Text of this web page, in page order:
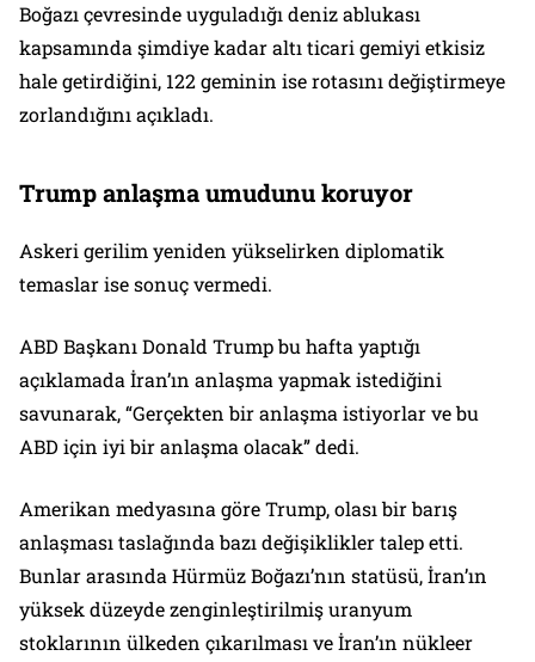
Boğazı çevresinde uyguladığı deniz ablukası
kapsamında şimdiye kadar altı ticari gemiyi etkisiz
hale getirdiğini, 122 geminin ise rotasını değiştirmeye
zorlandığını açıkladı.
Trump anlaşma umudunu koruyor
Askeri gerilim yeniden yükselirken diplomatik
temaslar ise sonuç vermedi.
ABD Başkanı Donald Trump bu hafta yaptığı
açıklamada İran’ın anlaşma yapmak istediğini
savunarak, “Gerçekten bir anlaşma istiyorlar ve bu
ABD için iyi bir anlaşma olacak” dedi.
Amerikan medyasına göre Trump, olası bir barış
anlaşması taslağında bazı değişiklikler talep etti.
Bunlar arasında Hürmüz Boğazı’nın statüsü, İran’ın
yüksek düzeyde zenginleştirilmiş uranyum
stoklarının ülkeden çıkarılması ve İran’ın nükleer